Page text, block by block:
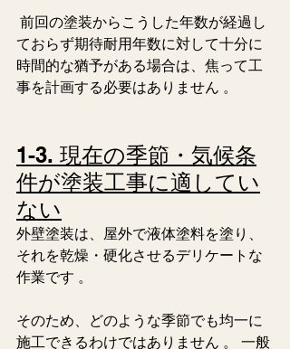
ておらず期待耐用年数に対して十分に
時間的な猶予がある場合は、焦って工
事を計画する必要はありません 。
1-3. 現在の季節・気候条
件が塗装工事に適してい
ない
外壁塗装は、屋外で液体塗料を塗り、
それを乾燥・硬化させるデリケートな
作業です 。
そのため、どのような季節でも均一に
施工できるわけではありません 。 一般